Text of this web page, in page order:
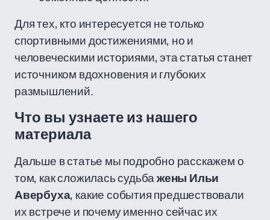
Для тех, кто интересуется не только
спортивными достижениями, но и
человеческими историями, эта статья станет
источником вдохновения и глубоких
размышлений.
Что вы узнаете из нашего
материала
Дальше в статье мы подробно расскажем о
том, как сложилась судьбажены Ильи
Авербуха, какие события предшествовали
их встрече и почему именно сейчас их